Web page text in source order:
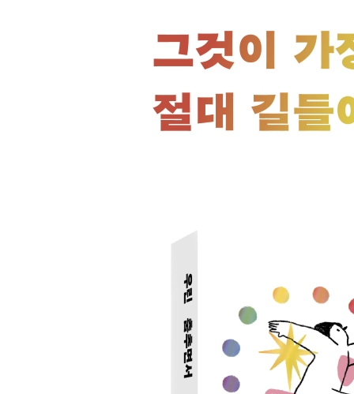
남녀가 손잡으면 임신됩니다
검출되지 않으면 전염되지 않는다
테스토스테론은 죄가 없다
스포츠의 공정성을 해치는 시스젠더들
정치와 종교의 분리는 중요하다
호기심이란 단어에 속지 마라
사람을 살릴 능력이 당신에게 있다면
역차별은 없다, 성차별은 있다
‘여교사 대책’이라는 함정